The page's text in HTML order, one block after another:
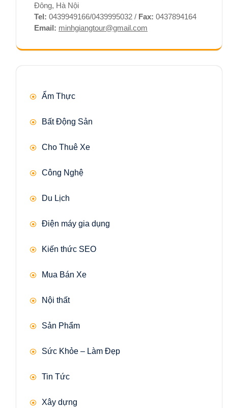
Đông, Hà Nội
Tel: 0439949166/0439995032 / Fax: 0437894164
Email: minhgiangtour@gmail.com
Ẩm Thực
Bất Động Sản
Cho Thuê Xe
Công Nghệ
Du Lịch
Điện máy gia dụng
Kiến thức SEO
Mua Bán Xe
Nội thất
Sản Phẩm
Sức Khỏe – Làm Đẹp
Tin Tức
Xây dựng